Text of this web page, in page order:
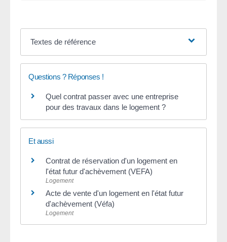
Textes de référence
Questions ? Réponses !
Quel contrat passer avec une entreprise
pour des travaux dans le logement ?
Et aussi
Contrat de réservation d'un logement en
l'état futur d'achèvement (VEFA)
Logement
Acte de vente d'un logement en l'état futur
d'achèvement (Véfa)
Logement